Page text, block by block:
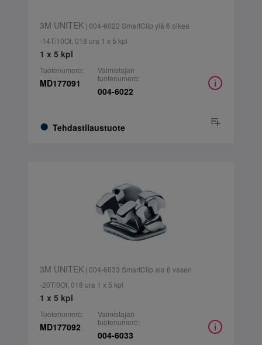
3M UNITEK| 004-6022 SmartClip ylä 6 oikea
-14T/10Of, 018 ura 1 x 5 kpl
1 x 5 kpl
Tuotenumero:
MD177091
Tehdastilaustuote
Valmistajan
tuotenumero:
004-6022
3M UNITEK| 004-6033 SmartClip ala 6 vasen
-20T/0Of, 018 ura 1 x 5 kpl
1 x 5 kpl
Tuotenumero:
MD177092
Valmistajan
tuotenumero:
004-6033